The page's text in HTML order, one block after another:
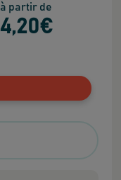
à partir de
4,20€